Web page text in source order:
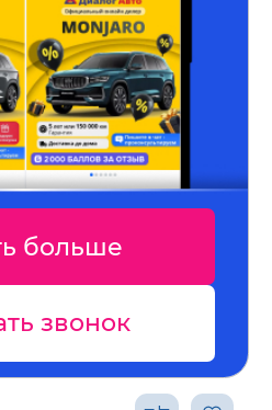
Узнать больше
Заказать звонок